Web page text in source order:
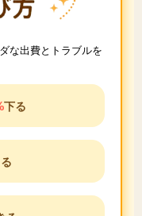
な出費とトラブルを
下る